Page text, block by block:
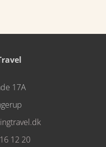
17A
12 20